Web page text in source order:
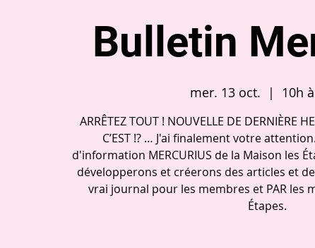
Bulletin
mer. 13 oct.
  |
10h
ARRÊTEZ TOUT ! NOUVELLE DE DERNIÈRE
C’EST !? … J'ai finalement votre
d'information MERCURIUS de la Maison les
développerons et créerons des articles et
vrai journal pour les membres et PAR les
Étapes.